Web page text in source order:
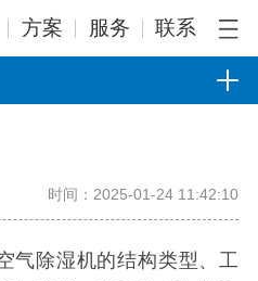
方案 服务 联系
时间：2025-01-24 11:42:10
除湿机的结构类型、工